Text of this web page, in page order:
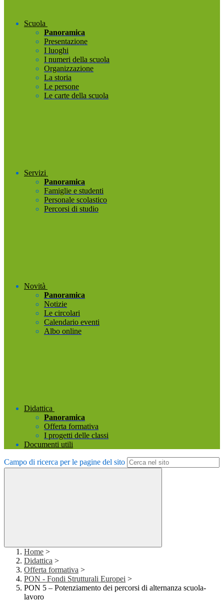
Scuola
Panoramica
Presentazione
I luoghi
I numeri della scuola
Organizzazione
La storia
Le persone
Le carte della scuola
Servizi
Panoramica
Famiglie e studenti
Personale scolastico
Percorsi di studio
Novità
Panoramica
Notizie
Le circolari
Calendario eventi
Albo online
Didattica
Panoramica
Offerta formativa
I progetti delle classi
Documenti utili
Campo di ricerca per le pagine del sito
Home >
Didattica >
Offerta formativa >
PON - Fondi Strutturali Europei >
PON 5 – Potenziamento dei percorsi di alternanza scuola-
lavoro